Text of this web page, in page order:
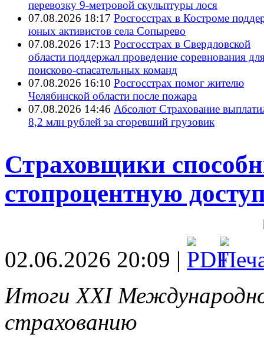
перевозку 9-метровой скульптуры лося
07.08.2026 18:17 Росгосстрах в Костроме
юных активистов села Сопырево
07.08.2026 17:13 Росгосстрах в Свердловской
области поддержал проведение соревнования
поисково‑спасательных команд
07.08.2026 16:10 Росгосстрах помог жителю
Челябинской области после пожара
07.08.2026 14:46 Абсолют Страхование
8,2 млн рублей за сгоревший грузовик
Страховщики
стопроцентную
02.06.2026 20:09 |
Итоги ХХI
страхованию